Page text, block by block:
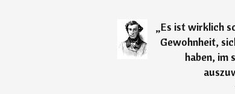
„Es ist wirklich
Gewohnheit,
haben, im